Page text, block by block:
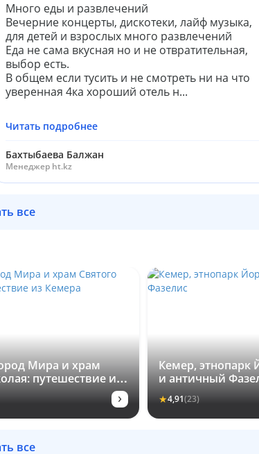
Много еды и развлечений
Вечерние концерты, дискотеки, лайф музыка,
для детей и взрослых много развлечений
Еда не сама вкусная но и не отвратительная,
выбор есть.
В общем если тусить и не смотреть ни на что
уверенная 4ка хороший отель н...
Читать подробнее
Бахтыбаева Балжан
Менеджер ht.kz
все
Мира и храм
путешествие из
›
Кемер, этнопарк
и античный
★4,91(23)
все